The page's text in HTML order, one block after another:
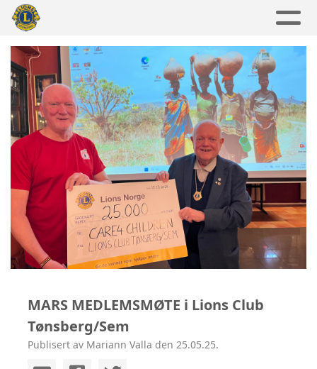
MARS MEDLEMSMØTE i Lions Club
Tønsberg/Sem
Publisert av Mariann Valla den 25.05.25.